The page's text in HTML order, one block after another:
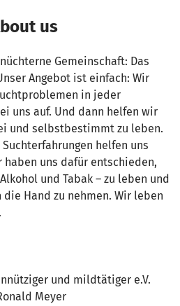
us
Gemeinschaft: Das
Angebot ist einfach: Wir
in jeder
uns auf. Und dann helfen wir
und selbstbestimmt zu leben.
helfen uns
uns dafür entschieden,
und Tabak – zu leben und
Hand zu nehmen. Wir leben
und mildtätiger e.V.
Meyer